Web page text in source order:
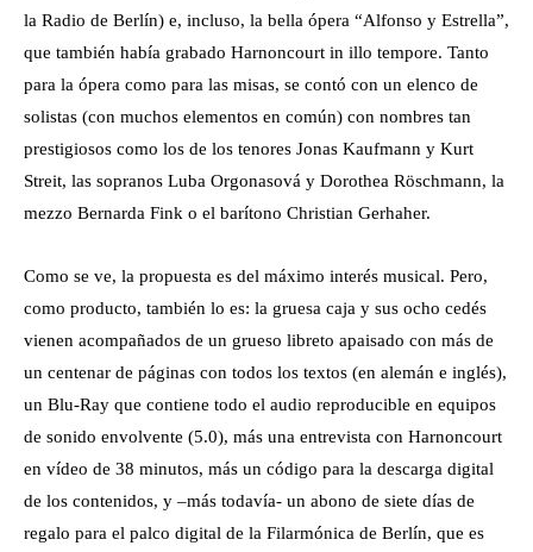
la Radio de Berlín) e, incluso, la bella ópera “Alfonso y Estrella”,
que también había grabado Harnoncourt in illo tempore. Tanto
para la ópera como para las misas, se contó con un elenco de
solistas (con muchos elementos en común) con nombres tan
prestigiosos como los de los tenores Jonas Kaufmann y Kurt
Streit, las sopranos Luba Orgonasová y Dorothea Röschmann, la
mezzo Bernarda Fink o el barítono Christian Gerhaher.
Como se ve, la propuesta es del máximo interés musical. Pero,
como producto, también lo es: la gruesa caja y sus ocho cedés
vienen acompañados de un grueso libreto apaisado con más de
un centenar de páginas con todos los textos (en alemán e inglés),
un Blu-Ray que contiene todo el audio reproducible en equipos
de sonido envolvente (5.0), más una entrevista con Harnoncourt
en vídeo de 38 minutos, más un código para la descarga digital
de los contenidos, y –más todavía- un abono de siete días de
regalo para el palco digital de la Filarmónica de Berlín, que es